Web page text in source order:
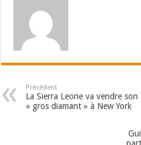
Précédent
La Sierra Leone va vendre son
« gros diamant » à New York